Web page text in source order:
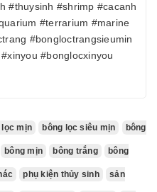
#thuysinh #shrimp #cacanh
#terrarium #marine
#bongloctrangsieumin
#bonglocxinyou
lọc mịn bông lọc siêu mịn bông
bông mịn bông trắng bông
phụ kiện thủy sinh sản